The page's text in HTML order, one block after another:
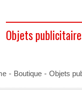
Objets
- Boutique - Objets